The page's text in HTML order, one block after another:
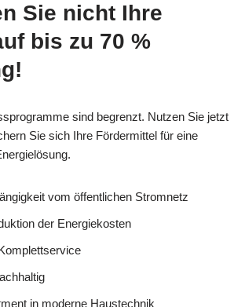
Sie nicht Ihre
bis zu 70 %
sind begrenzt. Nutzen Sie jetzt
Sie sich Ihre Fördermittel für eine
vom öffentlichen Stromnetz
der Energiekosten
in moderne Haustechnik